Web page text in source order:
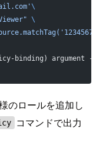
\
\
binding)
のロールを追加し
コマンドで出力